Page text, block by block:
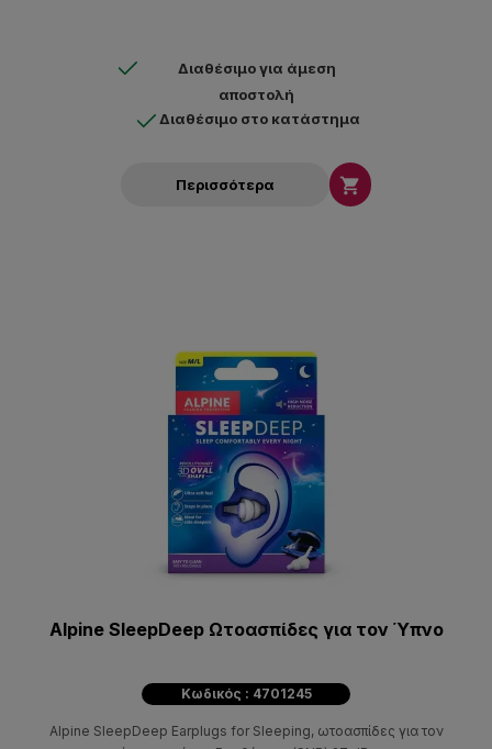
Διαθέσιμο για άμεση
αποστολή
Διαθέσιμο στο κατάστημα
Περισσότερα 
Alpine SleepDeep Ωτοασπίδες για τον Ύπνο
Κωδικός : 4701245
Alpine SleepDeep Earplugs for Sleeping, ωτοασπίδες για τον